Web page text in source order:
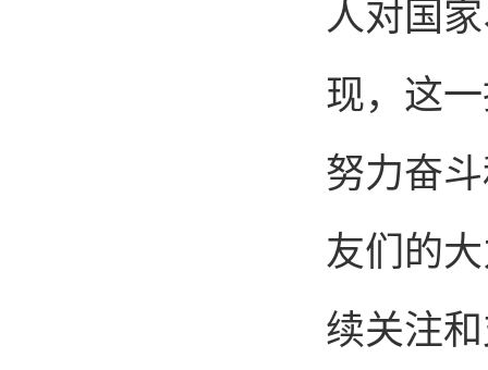
人对国
现，这
努力奋
友们的
续关注